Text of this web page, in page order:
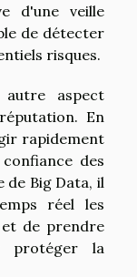
d'une veille
de détecter
risques.
aspect
En
rapidement
des
de Big Data, il
réel les
de prendre
protéger la